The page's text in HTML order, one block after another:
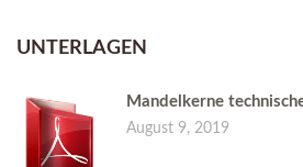
UNTERLAGEN
Mandelkerne
August 9, 2019